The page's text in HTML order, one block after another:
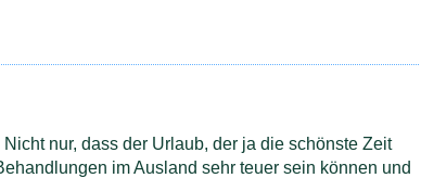
nur, dass der Urlaub, der ja die schönste Zeit
im Ausland sehr teuer sein können und